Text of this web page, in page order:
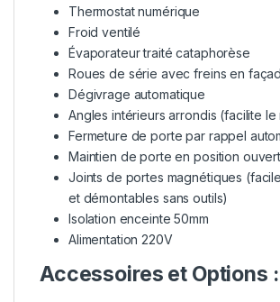
Thermostat numérique
Froid ventilé
Évaporateur traité cataphorèse
Roues de série avec freins en
Dégivrage automatique
Angles intérieurs arrondis (facilite
Fermeture de porte par rappel
Maintien de porte en position
Joints de portes magnétiques
et démontables sans outils)
Isolation enceinte 50mm
Alimentation 220V
Accessoires et Options :